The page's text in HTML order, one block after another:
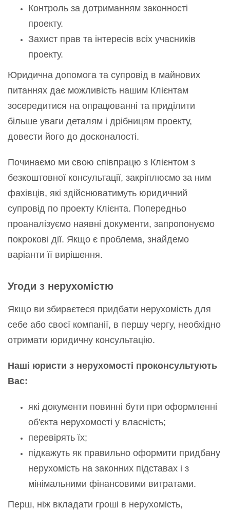
Контроль за дотриманням законності
проекту.
Захист прав та інтересів всіх учасників
проекту.
Юридична допомога та супровід в майнових
питаннях дає можливість нашим Клієнтам
зосередитися на опрацюванні та приділити
більше уваги деталям і дрібницям проекту,
довести його до досконалості.
Починаємо ми свою співпрацю з Клієнтом з
безкоштовної консультації, закріплюємо за ним
фахівців, які здійснюватимуть юридичний
супровід по проекту Клієнта. Попередньо
проаналізуємо наявні документи, запропонуємо
покрокові дії. Якщо є проблема, знайдемо
варіанти її вирішення.
Угоди з нерухомістю
Якщо ви збираєтеся придбати нерухомість для
себе або своєї компанії, в першу чергу, необхідно
отримати юридичну консультацію.
Наші юристи з нерухомості проконсультують
Вас:
які документи повинні бути при оформленні
об'єкта нерухомості у власність;
перевірять їх;
підкажуть як правильно оформити придбану
нерухомість на законних підставах і з
мінімальними фінансовими витратами.
Перш, ніж вкладати гроші в нерухомість,